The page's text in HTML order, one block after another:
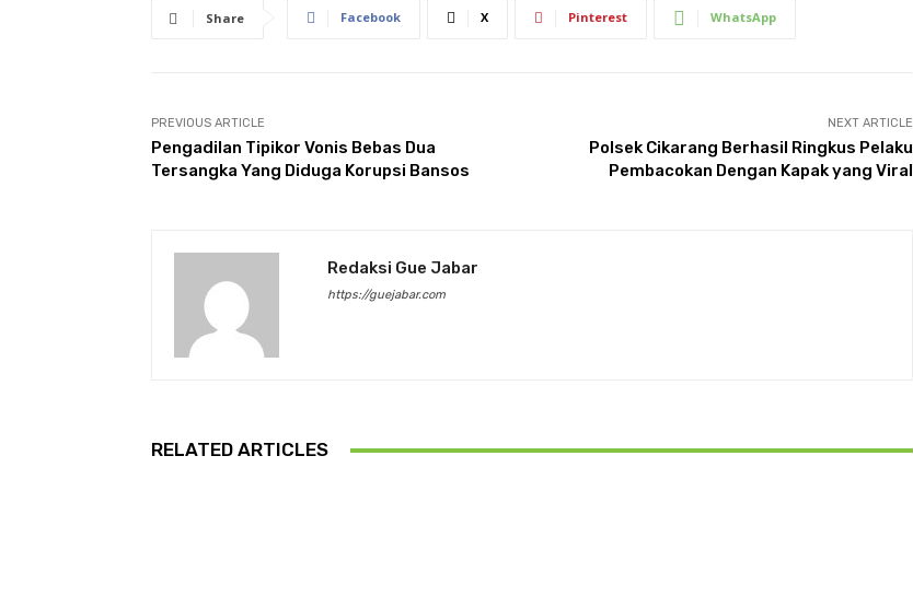
Share Facebook X Pinterest WhatsApp
PREVIOUS ARTICLE
Pengadilan Tipikor Vonis Bebas Dua
Tersangka Yang Diduga Korupsi Bansos
NEXT ARTICLE
Polsek Cikarang Berhasil Ringkus Pelaku
Pembacokan Dengan Kapak yang Viral
Redaksi Gue Jabar
https://guejabar.com
RELATED ARTICLES